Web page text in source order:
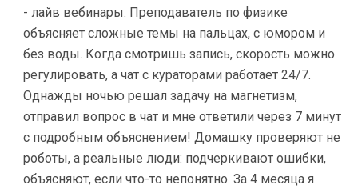
- лайв вебинары. Преподаватель по физике
объясняет сложные темы на пальцах, с юмором и
без воды. Когда смотришь запись, скорость можно
регулировать, а чат с кураторами работает 24/7.
Однажды ночью решал задачу на магнетизм,
отправил вопрос в чат и мне ответили через 7 минут
с подробным объяснением! Домашку проверяют не
роботы, а реальные люди: подчеркивают ошибки,
объясняют, если что-то непонятно. За 4 месяца я